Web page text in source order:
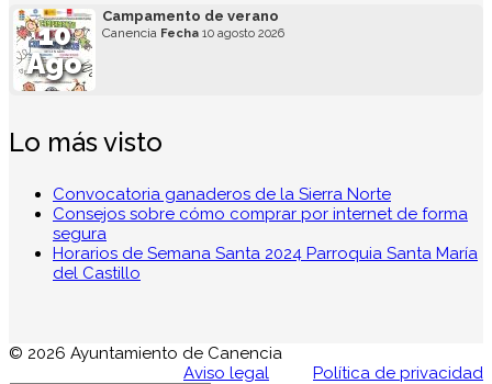
10
Ago
Campamento de verano
Canencia Fecha 10 agosto 2026
Lo más visto
Convocatoria ganaderos de la Sierra Norte
Consejos sobre cómo comprar por internet de forma
segura
Horarios de Semana Santa 2024 Parroquia Santa María
del Castillo
© 2026 Ayuntamiento de Canencia
Aviso legal
Política de privacidad